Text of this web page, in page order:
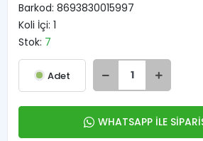
Barkod: 8693830015997
Koli İçi: 1
Stok: 7
Adet
WHATSAPP İLE